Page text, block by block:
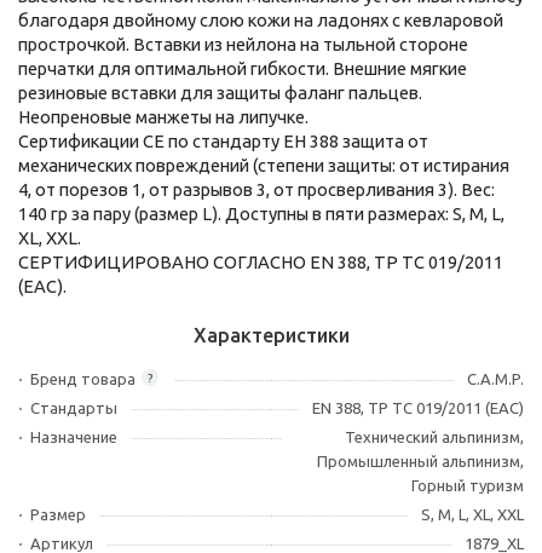
благодаря двойному слою кожи на ладонях с кевларовой
прострочкой. Вставки из нейлона на тыльной стороне
перчатки для оптимальной гибкости. Внешние мягкие
резиновые вставки для защиты фаланг пальцев.
Неопреновые манжеты на липучке.
Сертификации CE по стандарту ЕН 388 защита от
механических повреждений (степени защиты: от истирания
4, от порезов 1, от разрывов 3, от просверливания 3). Вес:
140 гр за пару (размер L). Доступны в пяти размерах: S, M, L,
XL, XXL.
СЕРТИФИЦИРОВАНО СОГЛАСНО EN 388, ТР ТС 019/2011
(ЕАС).
Характеристики
?
Бренд товара
C.A.M.P.
Стандарты
EN 388, ТР ТС 019/2011 (ЕАС)
Назначение
Технический альпинизм,
Промышленный альпинизм,
Горный туризм
Размер
S, M, L, XL, XXL
Артикул
1879_XL